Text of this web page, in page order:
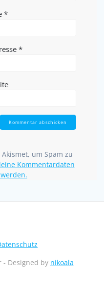
*
*
um Spam zu
Kommentardaten
- Designed by nikoala